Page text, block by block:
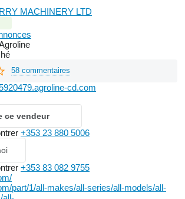
MACHINERY LTD
58 commentaires
cd.com
ce vendeur
+353 23 880 5006
+353 83 082 9755
part/1/all-makes/all-series/all-models/all-